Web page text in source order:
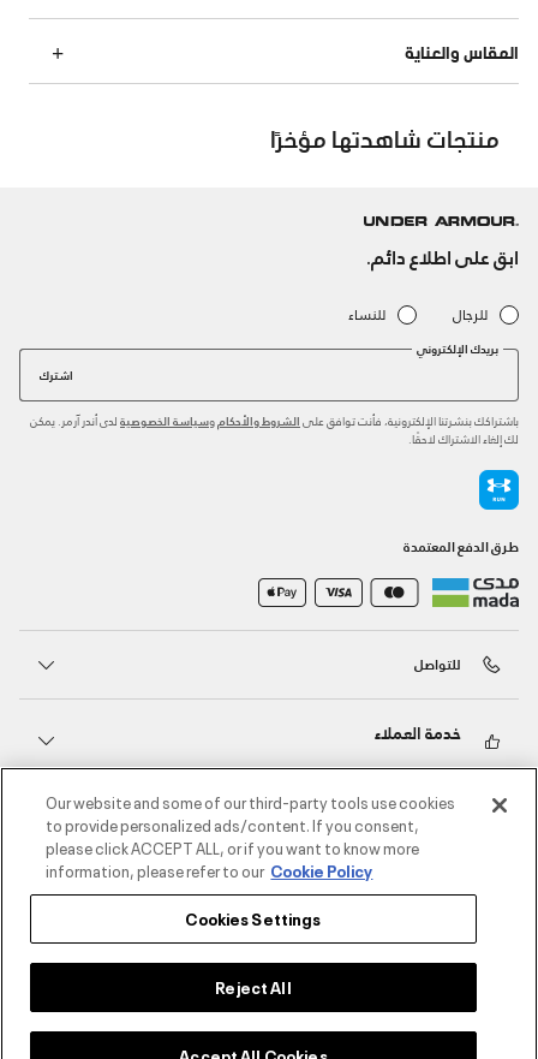
المقاس والعناية
منتجات شاهدتها مؤخرًا
ابق على اطلاع دائم.
للرجال للنساء
بريدك الإلكتروني
اشترك
باشتراكك بنشرتنا الإلكترونية، فأنت توافق على الشروط والأحكام وسياسة الخصوصية لدى أندر آرمر. يمكن
لك إلغاء الاشتراك لاحقًا.
طرق الدفع المعتمدة
للتواصل
خدمة العملاء
حول أندر آرمر
أندر آرمر على الشبكات الاجتماعية
Our website and some of our third-party tools use cookies
to provide personalized ads/content. If you consent,
please click ACCEPT ALL, or if you want to know more
information, please refer to our Cookie Policy
Cookies Settings
Reject All